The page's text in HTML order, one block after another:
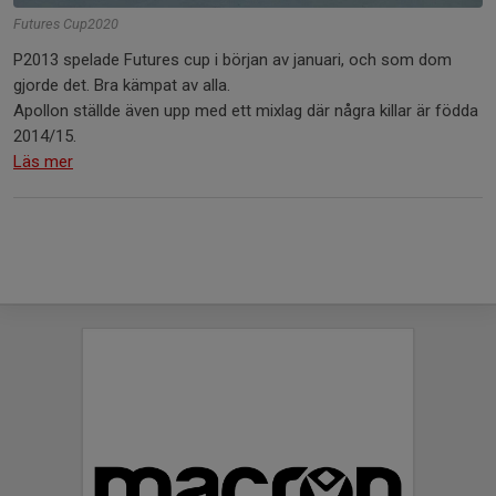
Futures Cup2020
P2013 spelade Futures cup i början av januari, och som dom
gjorde det. Bra kämpat av alla.
Apollon ställde även upp med ett mixlag där några killar är födda
2014/15.
Läs mer